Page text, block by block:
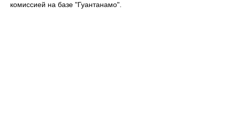
комиссией на базе "Гуантанамо".